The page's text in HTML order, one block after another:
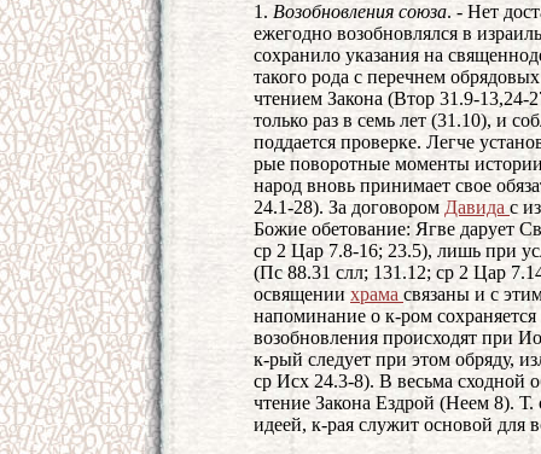
1. Возобновления союза. - Нет
ежегодно возобновлялся в
сохранило указания на
такого рода с перечнем
чтением Закона (Втор 31.9-13,24-
только раз в семь лет (31.10), и
поддается проверке. Легче
рые поворотные моменты
народ вновь принимает свое
24.1-28). За договором Давида с
Божие обетование: Ягве дарует
ср 2 Цар 7.8-16; 23.5), лишь при
(Пс 88.31 слл; 131.12; ср 2 Цар
освящении храма связаны и с
напоминание о к-ром
возобновления происходят при
к-рый следует при этом обряду,
ср Исх 24.3-8). В весьма сходной
чтение Закона Ездрой (Неем 8).
идеей, к-рая служит основой для